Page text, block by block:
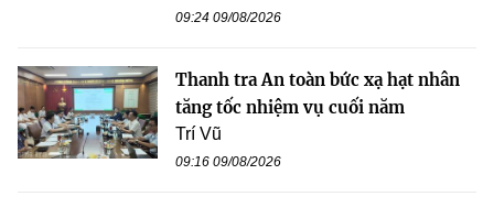
09:24 09/08/2026
Thanh tra An toàn bức xạ hạt nhân
tăng tốc nhiệm vụ cuối năm
Trí Vũ
09:16 09/08/2026